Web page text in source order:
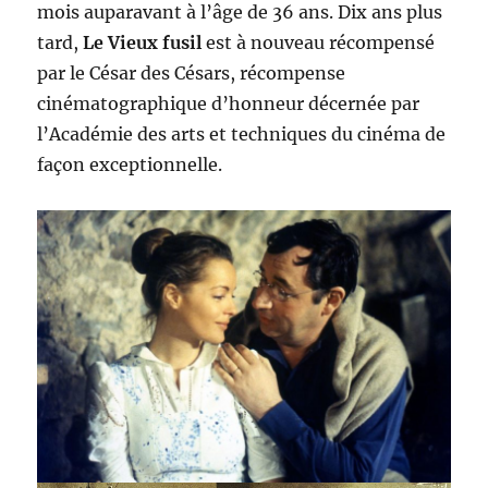
mois auparavant à l’âge de 36 ans. Dix ans plus
tard,Le Vieux fusil est à nouveau récompensé
par le César des Césars, récompense
cinématographique d’honneur décernée par
l’Académie des arts et techniques du cinéma de
façon exceptionnelle.